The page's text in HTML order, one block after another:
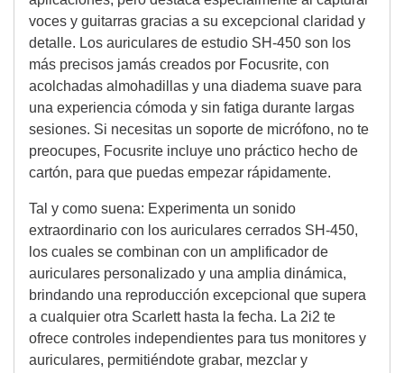
voces y guitarras gracias a su excepcional claridad y
detalle. Los auriculares de estudio SH-450 son los
más precisos jamás creados por Focusrite, con
acolchadas almohadillas y una diadema suave para
una experiencia cómoda y sin fatiga durante largas
sesiones. Si necesitas un soporte de micrófono, no te
preocupes, Focusrite incluye uno práctico hecho de
cartón, para que puedas empezar rápidamente.
Tal y como suena: Experimenta un sonido
extraordinario con los auriculares cerrados SH-450,
los cuales se combinan con un amplificador de
auriculares personalizado y una amplia dinámica,
brindando una reproducción excepcional que supera
a cualquier otra Scarlett hasta la fecha. La 2i2 te
ofrece controles independientes para tus monitores y
auriculares, permitiéndote grabar, mezclar y